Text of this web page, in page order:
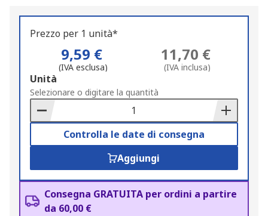
Prezzo per 1 unità*
9,59 €
(IVA esclusa)
11,70 €
(IVA inclusa)
Add
to
Basket
Unità
Selezionare o digitare la quantità
Controlla le date di consegna
Aggiungi
Consegna GRATUITA per ordini a partire
da 60,00 €